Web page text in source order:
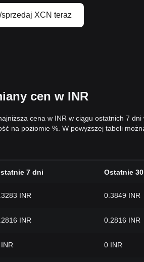
sprzedaj XCN teraz
cen w INR
cena w INR w ciągu ostatnich 7
na poziomie %. W powyższej tabeli
7 dni Ostatnie
INR 0.3849 INR
INR 0.2816 INR
0 INR